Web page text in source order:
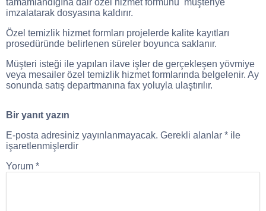
tamamlandığına dair özel hizmet formunu müşteriye
imzalatarak dosyasına kaldırır.
Özel temizlik hizmet formları projelerde kalite kayıtları
prosedüründe belirlenen süreler boyunca saklanır.
Müşteri isteği ile yapılan ilave işler de gerçekleşen yövmiye
veya mesailer özel temizlik hizmet formlarında belgelenir. Ay
sonunda satış departmanına fax yoluyla ulaştırılır.
Bir yanıt yazın
E-posta adresiniz yayınlanmayacak. Gerekli alanlar * ile
işaretlenmişlerdir
Yorum *